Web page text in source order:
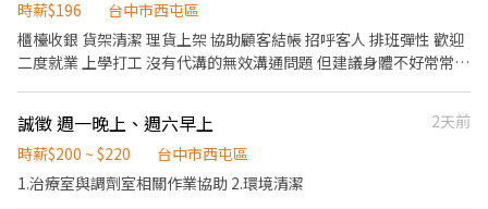
點：三和公園（台中市大雅區龍善二街） 時間：15:00～16:00 ►初
級、一級 16:10～17:10 ►一級、二級 17:10～18:10 ►三級 【週
六】 地點：大里十九甲直排輪場（消防局下方） 時間：15:00～
16:00 ►初階、一級 16:10～17:10 ►一級、二級 【週日】 地點：三
和公園（台中市大雅區龍善二街） 時間：09:00～10:00 ►初階、一
階、一級、二級 【週日】 地點：三和公園（台中市大雅區龍善二
街） 時間：15:00～16:00 ►初級、一級 16:10～17:10 ►一級、二
倍✨ 準時發薪 工作時段：依照各社區開放時間為準 （時間彈性可調
整，可配合離家近社區） 徵求條件：需具備有效期限內合格救生員
證 兼職/長期 皆可 我們給你的： • 排班彈性（可配合上課或生活需
練3～5人 課程時長1hr $450-$700 需具備合格游泳教練證及教學經
歷 具備責任心、不遲到、守時者歡迎應徵
時薪$196
台中市西屯區
櫃檯收銀 貨架清潔 理貨上架 協助顧客結帳 招呼客人 排班彈性 歡迎
二度就業 上學打工 沒有代溝的無效溝通問題 但建議身體不好常常需
誠徵 週一晚上、週六早上
2天前
時薪$200 ~ $220
台中市西屯區
1.治療室與調劑室相關作業協助 2.環境清潔